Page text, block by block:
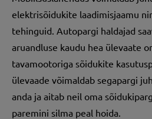
elektrisõidukite laadimisjaamu
tehinguid. Autopargi haldajad
aruandluse kaudu hea ülevaate
tavamootoriga sõidukite
ülevaade võimaldab segapargi
anda ja aitab neil oma
paremini silma peal hoida.